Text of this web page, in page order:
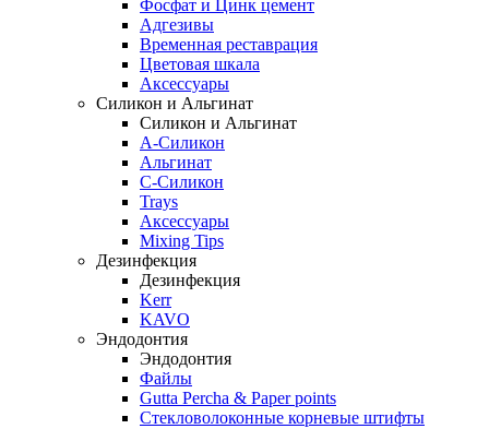
Фосфат и Цинк цемент
Адгезивы
Временная реставрация
Цветовая шкала
Аксессуары
Силикон и Альгинат
Силикон и Альгинат
A-Силикон
Альгинат
C-Силикон
Trays
Аксессуары
Mixing Tips
Дезинфекция
Дезинфекция
Kerr
KAVO
Эндодонтия
Эндодонтия
Файлы
Gutta Percha & Paper points
Стекловолоконные корневые штифты